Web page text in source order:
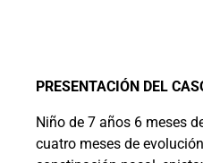
PRESENTACIÓN DEL
Niño de 7 años 6 meses
cuatro meses de